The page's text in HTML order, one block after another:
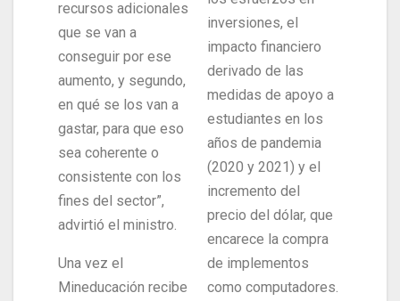
recursos adicionales
que se van a
conseguir por ese
aumento, y segundo,
en qué se los van a
gastar, para que eso
sea coherente o
consistente con los
fines del sector”,
advirtió el ministro.
Una vez el
Mineducación recibe
inversiones, el
impacto financiero
derivado de las
medidas de apoyo a
estudiantes en los
años de pandemia
(2020 y 2021) y el
incremento del
precio del dólar, que
encarece la compra
de implementos
como computadores.